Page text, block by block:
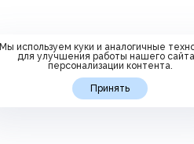
Мы используем куки и аналогичные
для улучшения работы нашего
персонализации контента.
Принять